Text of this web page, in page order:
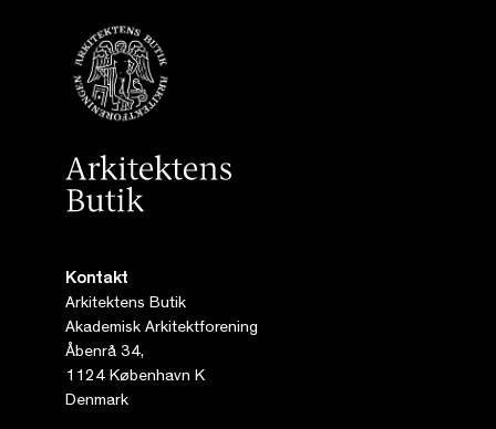
Kontakt
Arkitektens Butik
Akademisk Arkitektforening
Åbenrå 34,
1124 København K
Denmark